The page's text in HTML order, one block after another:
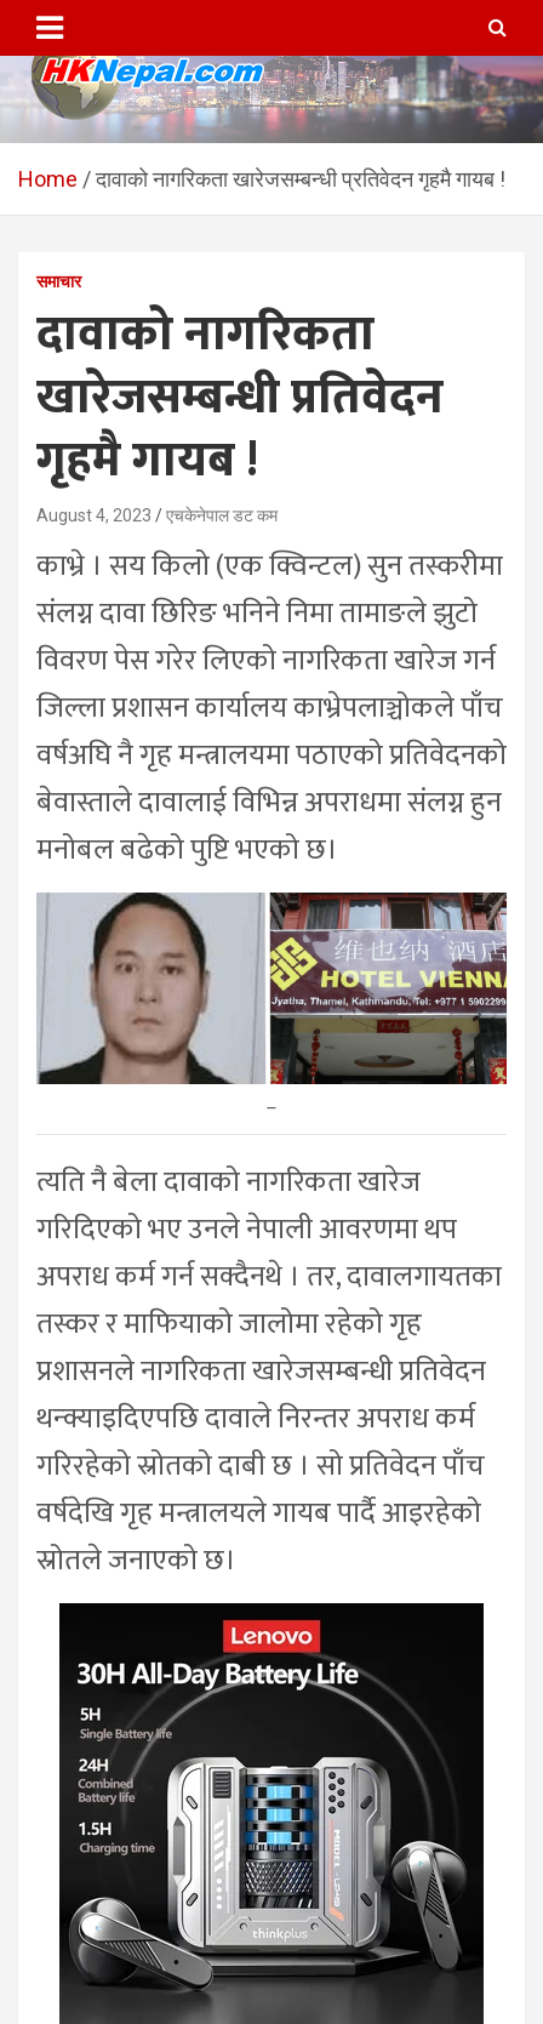
content
HKNepal.com – हङकङबाट
सञ्चालित पहिलो नेपाली अनलाईन
hknepal, hknepal.com, hk nepal, hk nepal com
Home दावाको नागरिकता खारेजसम्बन्धी प्रतिवेदन गृहमै गायब !
समाचार
दावाको नागरिकता
खारेजसम्बन्धी प्रतिवेदन
गृहमै गायब !
August 4, 2023 एचकेनेपाल डट कम
काभ्रे । सय किलो (एक क्विन्टल) सुन तस्करीमा
संलग्न दावा छिरिङ भनिने निमा तामाङले झुटो
विवरण पेस गरेर लिएको नागरिकता खारेज गर्न
जिल्ला प्रशासन कार्यालय काभ्रेपलाञ्चोकले पाँच
वर्षअघि नै गृह मन्त्रालयमा पठाएको प्रतिवेदनको
बेवास्ताले दावालाई विभिन्न अपराधमा संलग्न हुन
मनोबल बढेको पुष्टि भएको छ।
–
त्यति नै बेला दावाको नागरिकता खारेज
गरिदिएको भए उनले नेपाली आवरणमा थप
अपराध कर्म गर्न सक्दैनथे । तर, दावालगायतका
तस्कर र माफियाको जालोमा रहेको गृह
प्रशासनले नागरिकता खारेजसम्बन्धी प्रतिवेदन
थन्क्याइदिएपछि दावाले निरन्तर अपराध कर्म
गरिरहेको स्रोतको दाबी छ । सो प्रतिवेदन पाँच
वर्षदेखि गृह मन्त्रालयले गायब पार्दै आइरहेको
स्रोतले जनाएको छ।